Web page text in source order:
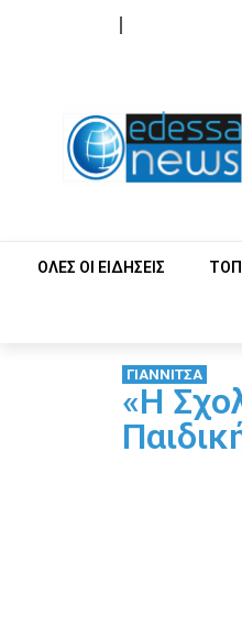
ΟΛΕΣ ΟΙ ΕΙΔΗΣΕΙΣ
ΓΙΑΝΝΙΤΣΑ
«Η